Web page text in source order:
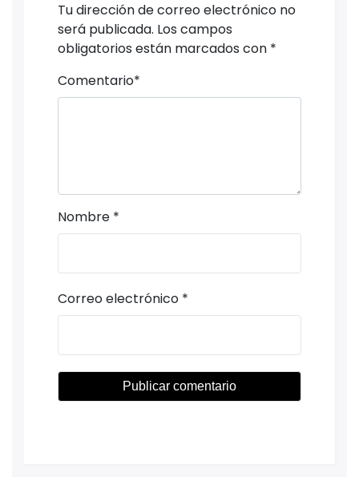
Tu dirección de correo electrónico no
será publicada. Los campos
obligatorios están marcados con *
Comentario*
Nombre *
Correo electrónico *